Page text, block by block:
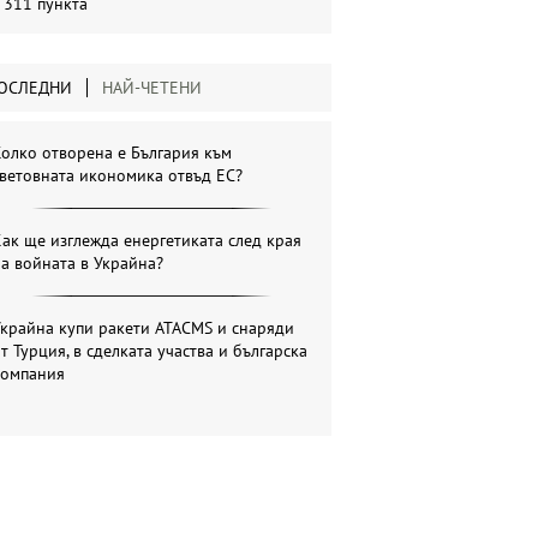
НАЙ-ЧЕТЕНИ
отворена е България към
икономика отвъд ЕС?
ще изглежда енергетиката след края
войната в Украйна?
купи ракети ATACMS и снаряди
Турция, в сделката участва и българска